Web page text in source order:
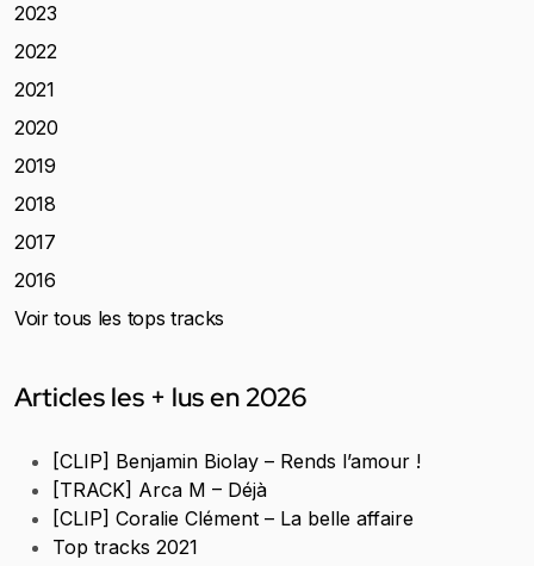
2023
2022
2021
2020
2019
2018
2017
2016
Voir tous les tops tracks
Articles les + lus en 2026
[CLIP] Benjamin Biolay – Rends l’amour !
[TRACK] Arca M – Déjà
[CLIP] Coralie Clément – La belle affaire
Top tracks 2021